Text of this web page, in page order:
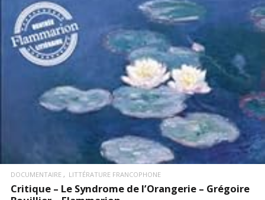
DOCUMENTAIRE LITTÉRATURE FRANCOPHONE
Critique – Le Syndrome de l’Orangerie – Grégoire